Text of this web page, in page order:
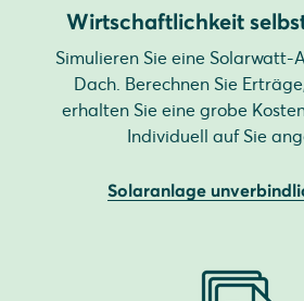
Wirtschaftlichkeit
Simulieren Sie eine Solarwatt-
Dach. Berechnen Sie
erhalten Sie eine grobe
Individuell auf Sie
Solaranlage